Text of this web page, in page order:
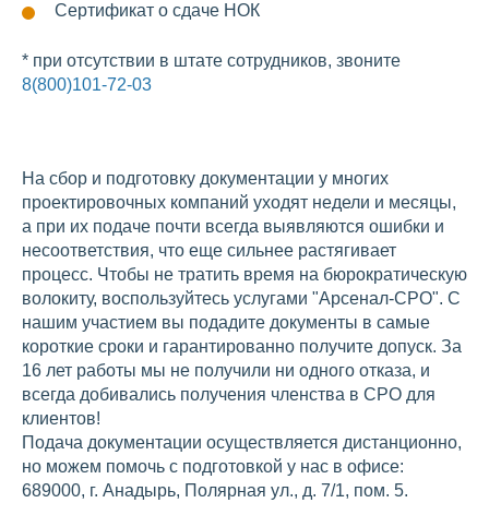
Сертификат о сдаче НОК
* при отсутствии в штате сотрудников, звоните
8(800)101-72-03
На сбор и подготовку документации у многих
проектировочных компаний уходят недели и месяцы,
а при их подаче почти всегда выявляются ошибки и
несоответствия, что еще сильнее растягивает
процесс. Чтобы не тратить время на бюрократическую
волокиту, воспользуйтесь услугами "Арсенал-СРО". С
нашим участием вы подадите документы в самые
короткие сроки и гарантированно получите допуск. За
16 лет работы мы не получили ни одного отказа, и
всегда добивались получения членства в СРО для
клиентов!
Подача документации осуществляется дистанционно,
но можем помочь с подготовкой у нас в офисе:
689000, г. Анадырь, Полярная ул., д. 7/1, пом. 5.